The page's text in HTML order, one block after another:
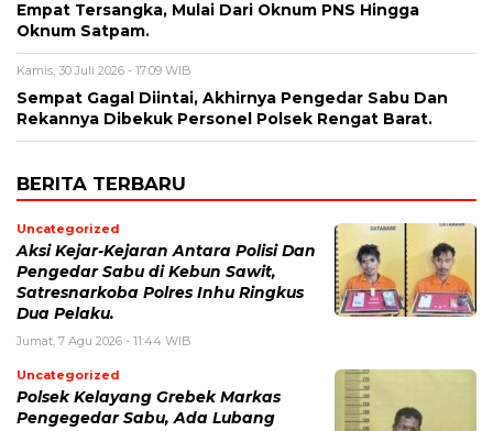
Empat Tersangka, Mulai Dari Oknum PNS Hingga
Oknum Satpam.
Kamis, 30 Juli 2026 - 17:09 WIB
Sempat Gagal Diintai, Akhirnya Pengedar Sabu Dan
Rekannya Dibekuk Personel Polsek Rengat Barat.
BERITA TERBARU
Uncategorized
Aksi Kejar-Kejaran Antara Polisi Dan
Pengedar Sabu di Kebun Sawit,
Satresnarkoba Polres Inhu Ringkus
Dua Pelaku.
Jumat, 7 Agu 2026 - 11:44 WIB
Uncategorized
Polsek Kelayang Grebek Markas
Pengegedar Sabu, Ada Lubang